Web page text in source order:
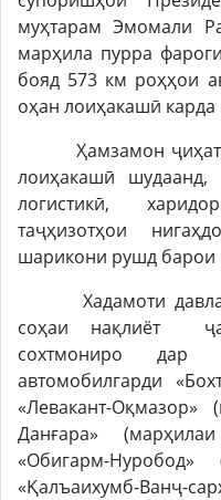
муҳтарам Эмомали
марҳила пурра
бояд 573 км роҳҳои
оҳан лоиҳакашӣ
Ҳамзамон ҷиҳати
лоиҳакашӣ шудаанд,
логистикӣ,
таҷҳизотҳои
шарикони рушд барои
Хадамоти
соҳаи нақлиёт
сохтмониро дар
автомобилгарди
«Левакант-
Данғара»
«Обигарм-
«Қалъаихумб-